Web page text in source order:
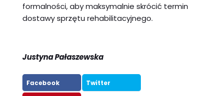
formalności, aby maksymalnie skrócić termin
dostawy sprzętu rehabilitacyjnego.
Justyna Pałaszewska
Facebook Twitter